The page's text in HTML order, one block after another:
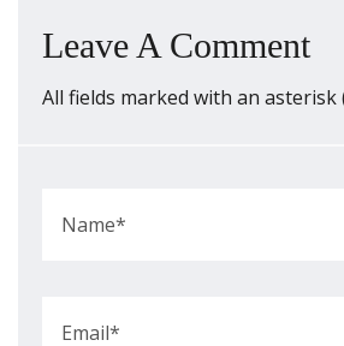
Leave A Comment
All fields marked with an